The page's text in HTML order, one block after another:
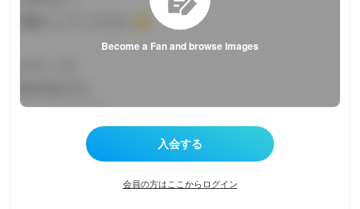
Become a Fan and browse images
会員の方はここからログイン